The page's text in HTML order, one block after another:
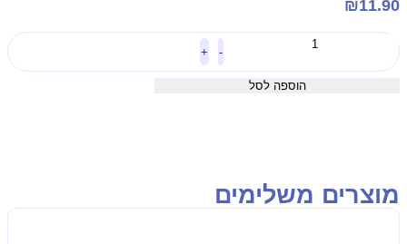
₪
הוספה לסל
משלימים